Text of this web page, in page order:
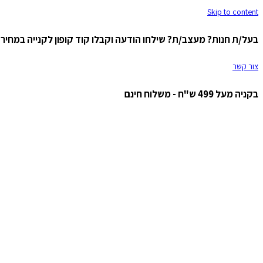
Skip to content
בעל/ת חנות? מעצב/ת? שילחו הודעה וקבלו קוד קופון לקנייה במחיר
צור קשר
בקניה מעל 499 ש"ח - משלוח חינם